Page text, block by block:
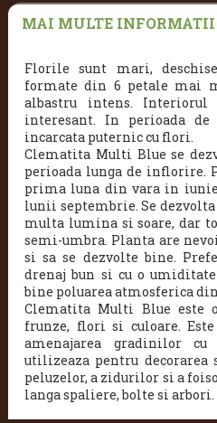
MAI MULTE INFORMATII
Florile sunt mari,
formate din 6 petale mai
albastru intens.
interesant. In perioada
incarcata puternic cu flori.
Clematita Multi Blue se
perioada lunga de inflorire.
prima luna din vara in
lunii septembrie. Se
multa lumina si soare, dar
semi-umbra. Planta are
si sa se dezvolte bine.
drenaj bun si cu o
bine poluarea atmosferica
Clematita Multi Blue este
frunze, flori si culoare.
amenajarea gradinilor
utilizeaza pentru decorarea
peluzelor, a zidurilor si a
langa spaliere, bolte si arbori.